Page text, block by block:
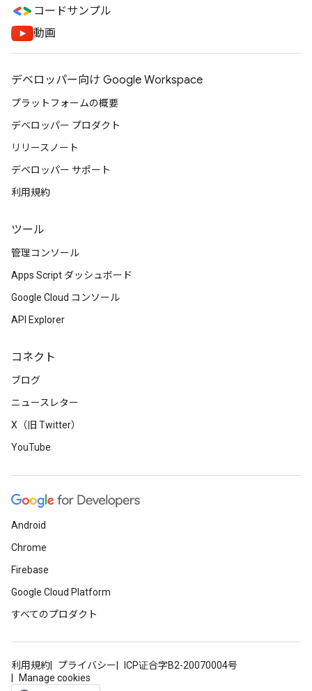
コードサンプル
動画
デベロッパー向け Google Workspace
プラットフォームの概要
デベロッパー プロダクト
リリースノート
デベロッパー サポート
利用規約
ツール
管理コンソール
Apps Script ダッシュボード
Google Cloud コンソール
API Explorer
コネクト
ブログ
ニュースレター
X（旧 Twitter）
YouTube
Android
Chrome
Firebase
Google Cloud Platform
すべてのプロダクト
利用規約 プライバシー
ICP证合字B2-20070004号
Manage cookies